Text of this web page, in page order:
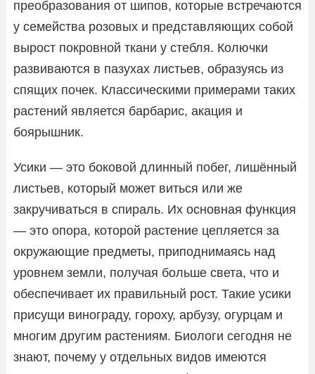
преобразования от шипов, которые встречаются
у семейства розовых и представляющих собой
вырост покровной ткани у стебля. Колючки
развиваются в пазухах листьев, образуясь из
спящих почек. Классическими примерами таких
растений является барбарис, акация и
боярышник.
Усики — это боковой длинный побег, лишённый
листьев, который может виться или же
закручиваться в спираль. Их основная функция
— это опора, которой растение цепляется за
окружающие предметы, приподнимаясь над
уровнем земли, получая больше света, что и
обеспечивает их правильный рост. Такие усики
присущи винограду, гороху, арбузу, огурцам и
многим другим растениям. Биологи сегодня не
знают, почему у отдельных видов имеются